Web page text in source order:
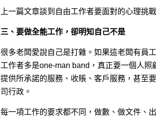
上一篇文章談到自由工作者要面對的心理挑
三、要做全能工作，卻明知自己不是
很多老闆愛說自己是打雜。如果這老闆有員
工作者多是one-man band，真正要一個人
提供所承諾的服務、收賬、客戶服務，甚至
司行政。
每一項工作的要求都不同，做數、做文件、